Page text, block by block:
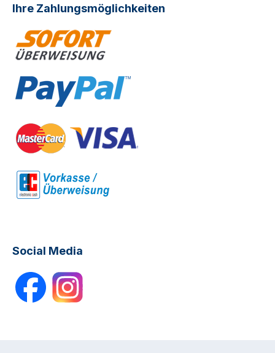
Ihre Zahlungsmöglichkeiten
Social Media